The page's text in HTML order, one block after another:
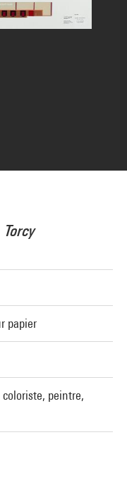
papier
peintre,
Philippe Migeat/Dist.